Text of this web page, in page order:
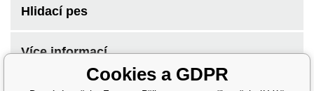
Hlidací pes
Více informací
Cookies a GDPR